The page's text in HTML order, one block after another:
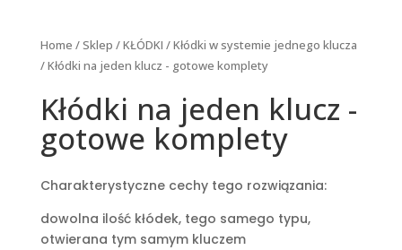
Home /Sklep /KŁÓDKI /Kłódki w systemie jednego klucza
/ Kłódki na jeden klucz - gotowe komplety
Kłódki na jeden klucz -
gotowe komplety
Charakterystyczne cechy tego rozwiązania:
dowolna ilość kłódek, tego samego typu,
otwierana tym samym kluczem